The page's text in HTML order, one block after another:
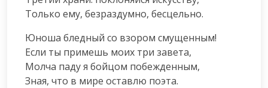
Только ему, безраздумно, бесцельно.
Юноша бледный со взором смущенным!
Если ты примешь моих три завета,
Молча паду я бойцом побежденным,
Зная, что в мире оставлю поэта.